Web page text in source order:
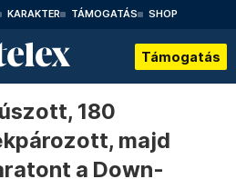
KARAKTER TÁMOGATÁS SHOP
Támogatás
180
majd
a Down-